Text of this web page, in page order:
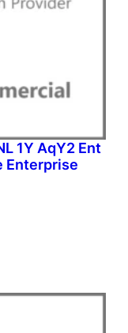
1Y AqY2 Ent
Enterprise